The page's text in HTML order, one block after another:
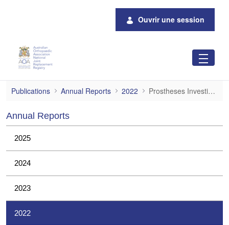
Ouvrir une session
Prostheses Investigations
Publications Annual Reports 2022 Prostheses Investigations
Annual Reports
2025
2024
2023
2022